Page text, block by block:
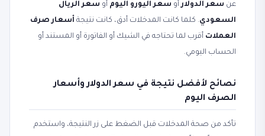
عن سعر الدولارأو سعر اليورو اليوم أو سعر الريال
السعودي. كلما كانت المدخلات أدق، كانت نتيجة أسعار صرف
العملات أقرب لما تحتاجه في الشيك أو الفاتورة أو المستند أو
الحساب اليومي.
نصائح لأفضل نتيجة في سعر الدولار وأسعار
الصرف اليوم
تأكد من صحة المدخلات قبل الضغط على زر النتيجة، واستخدم